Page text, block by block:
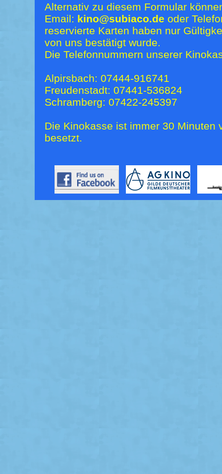
Alternativ zu diesem Formular
Email: kino@subiaco.de oder
reservierte Karten haben nur
von uns bestätigt wurde.
Die Telefonnummern unserer
Alpirsbach: 07444-916741
Freudenstadt: 07441-536824
Schramberg: 07422-245397
Die Kinokasse ist immer 30 Minuten
besetzt.